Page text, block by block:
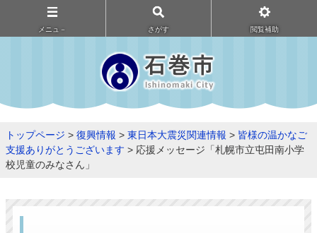
メニュ－ さがす 閲覧補助
トップページ > 復興情報 > 東日本大震災関連情報 > 皆様の温かなご
支援ありがとうございます > 応援メッセージ「札幌市立屯田南小学
校児童のみなさん」